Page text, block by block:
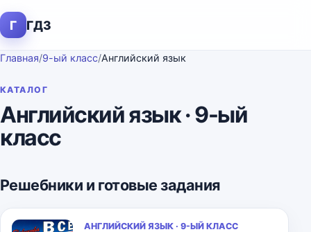
Г ГДЗ
Главная/9-ый класс/Английский язык
КАТАЛОГ
Английский язык · 9-ый
класс
Решебники и готовые задания
АНГЛИЙСКИЙ ЯЗЫК · 9-ЫЙ КЛАСС